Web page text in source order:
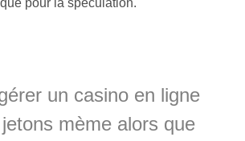
un casino en ligne
mème alors que